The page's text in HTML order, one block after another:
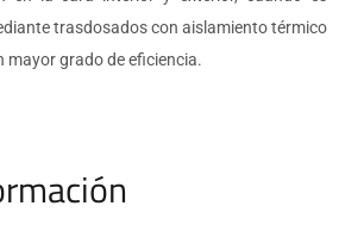
trasdosados con aislamiento térmico
mayor grado de eficiencia.